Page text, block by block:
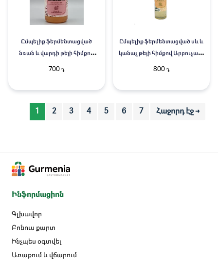
Ըմպելիք ֆերմենտացված
նռան և վարդի թեյի հիմքով
Արբուչա 0,3լ
700 ֏
Ըմպելիք ֆերմենտացված սև և
կանաչ թեյի հիմքով Արբուչա 0․
33լ
800 ֏
1 2 3 4 5 6 7 Հաջորդ էջ →
Ինֆորմացիոն
Գլխավոր
Բոնուս քարտ
Ինչպես օգտվել
Առաքում և վճարում